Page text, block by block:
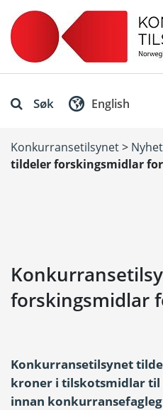
Søk English
Konkurransetilsynet>
tildeler forskingsmidlar for
forskingsmidlar
Konkurransetilsynet
kroner i tilskotsmidlar
innan